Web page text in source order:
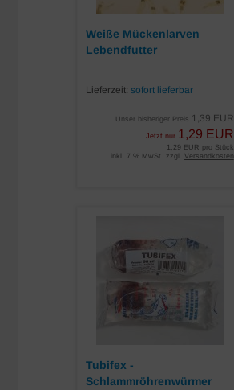
Weiße Mückenlarven
Lebendfutter
Lieferzeit:sofort lieferbar
Unser bisheriger Preis 1,39 EUR
Jetzt nur 1,29 EUR
1,29 EUR pro Stück
inkl. 7 % MwSt. zzgl. Versandkosten
Tubifex -
Schlammröhrenwürmer